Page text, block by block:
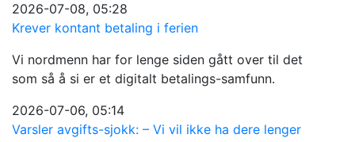
2026-07-08, 05:28
Krever kontant betaling i ferien
Vi nordmenn har for lenge siden gått over til det
som så å si er et digitalt betalings-samfunn.
2026-07-06, 05:14
Varsler avgifts-sjokk: – Vi vil ikke ha dere lenger